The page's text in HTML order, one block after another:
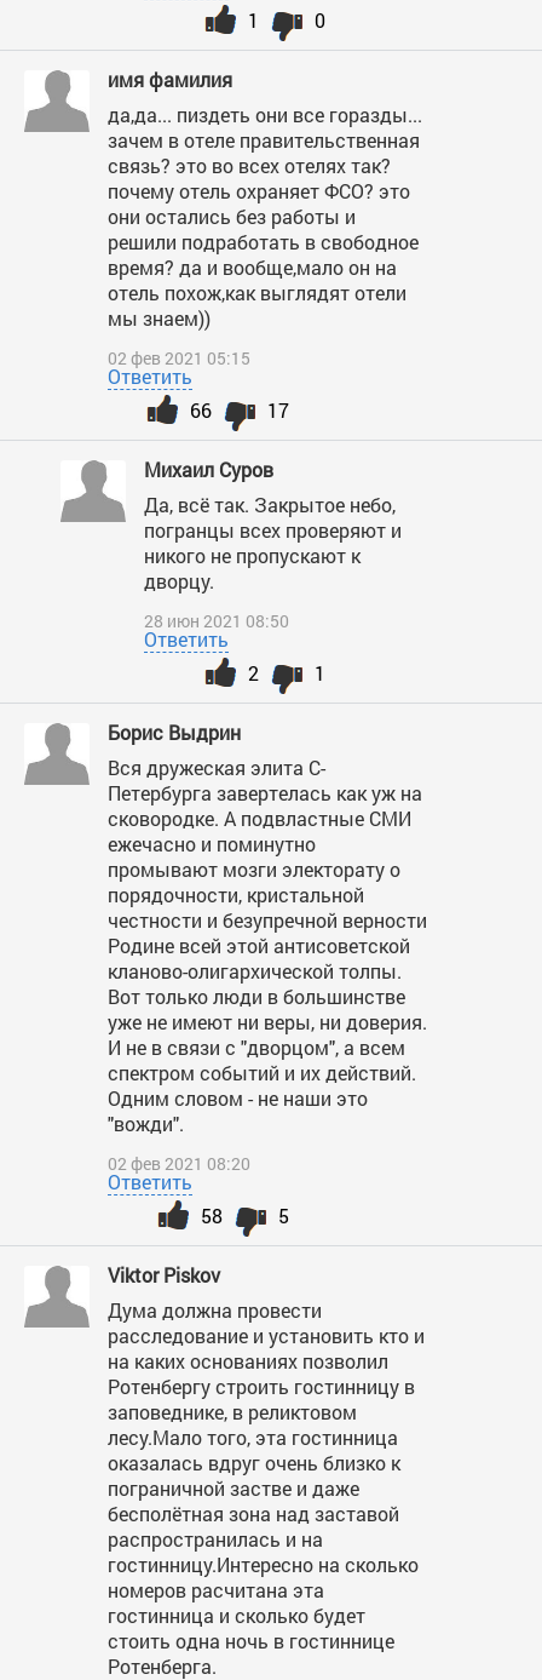
0
1
имя фамилия
да,да... пиздеть они все горазды...
зачем в отеле правительственная
связь? это во всех отелях так?
почему отель охраняет ФСО? это
они остались без работы и
решили подработать в свободное
время? да и вообще,мало он на
отель похож,как выглядят отели
мы знаем))
02 фев 2021 05:15
Ответить
17
66
Михаил Суров
Да, всё так. Закрытое небо,
погранцы всех проверяют и
никого не пропускают к
дворцу.
28 июн 2021 08:50
Ответить
1
2
Борис Выдрин
Вся дружеская элита С-
Петербурга завертелась как уж на
сковородке. А подвластные СМИ
ежечасно и поминутно
промывают мозги электорату о
порядочности, кристальной
честности и безупречной верности
Родине всей этой антисоветской
кланово-олигархической толпы.
Вот только люди в большинстве
уже не имеют ни веры, ни доверия.
И не в связи с "дворцом", а всем
спектром событий и их действий.
Одним словом - не наши это
"вожди".
02 фев 2021 08:20
Ответить
5
58
Viktor Piskov
Дума должна провести
расследование и установить кто и
на каких основаниях позволил
Ротенбергу строить гостинницу в
заповеднике, в реликтовом
лесу.Мало того, эта гостинница
оказалась вдруг очень близко к
пограничной застве и даже
бесполётная зона над заставой
распространилась и на
гостинницу.Интересно на сколько
номеров расчитана эта
гостинница и сколько будет
стоить одна ночь в гостиннице
Ротенберга.